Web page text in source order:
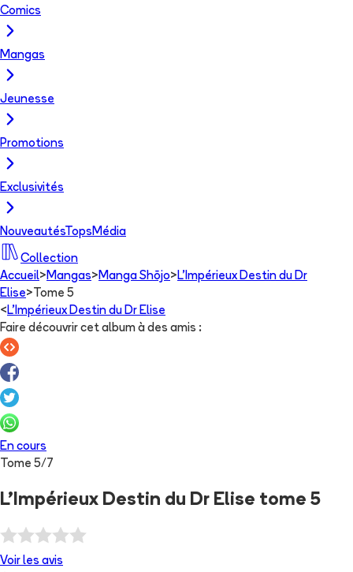
Comics
Mangas
Jeunesse
Promotions
Exclusivités
NouveautésTops Média
Collection
Accueil> Mangas> Manga Shōjo> L'Impérieux Destin du Dr
Elise> Tome 5
< L'Impérieux Destin du Dr Elise
Faire découvrir cet album à des amis :
En cours
Tome 5/ 7
L'Impérieux Destin du Dr Elise tome 5
Voir les avis